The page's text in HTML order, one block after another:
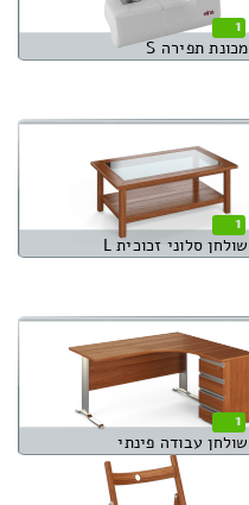
1
מכונת תפירה S
1
שולחן סלוני זכוכית L
1
שולחן עבודה פינתי